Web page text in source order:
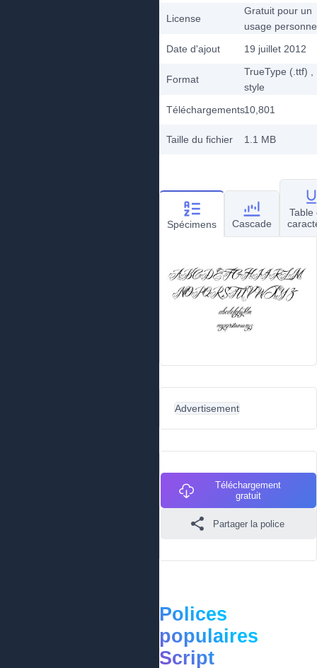
License
Gratuit pour un
usage
Date d'ajout
19 juillet 2012
Format
TrueType (.ttf)
style
Téléchargements10,801
Taille du fichier 1.1 MB
Spécimens Cascade
Table
Advertisement
Téléchargement
gratuit
Partager la police
Polices
populaires
Script